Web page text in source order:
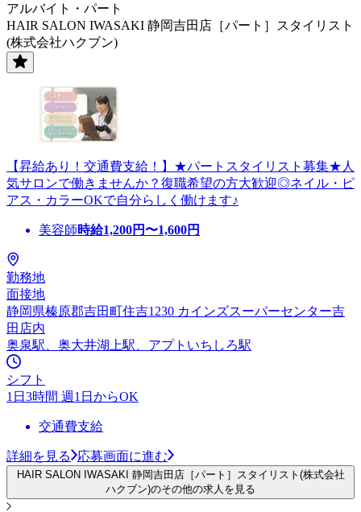
アルバイト・パート
HAIR SALON IWASAKI 静岡吉田店［パート］スタイリスト
(株式会社ハクブン)
【昇給あり！交通費支給！】★パートスタイリスト募集★人
気サロンで働きませんか？復職希望の方大歓迎◎ネイル・ピ
アス・カラーOKで自分らしく働けます♪
美容師時給1,200円〜1,600円
勤務地
面接地
静岡県榛原郡吉田町住吉1230 カインズスーパーセンター吉
田店内
奥泉駅、奥大井湖上駅、アプトいちしろ駅
シフト
1日3時間 週1日からOK
交通費支給
詳細を見る 応募画面に進む
HAIR SALON IWASAKI 静岡吉田店［パート］スタイリスト(株式会社
ハクブン)のその他の求人を見る